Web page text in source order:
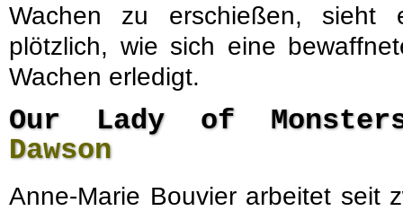
Wachen zu erschießen, sieht
plötzlich, wie sich eine
Wachen erledigt.
Our Lady of
Dawson
Anne-Marie Bouvier arbeitet seit